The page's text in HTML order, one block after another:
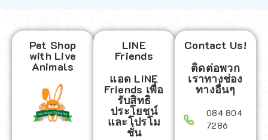
Pet Shop
with Live
Animals
LINE
Friends
แอด LINE
Friends เพื่อ
รับสิทธิ
ประโยชน์
และโปรโม
ชั่น
Contact Us!
ติดต่อพวก
เราทางช่อง
ทางอื่นๆ
084 804
7286